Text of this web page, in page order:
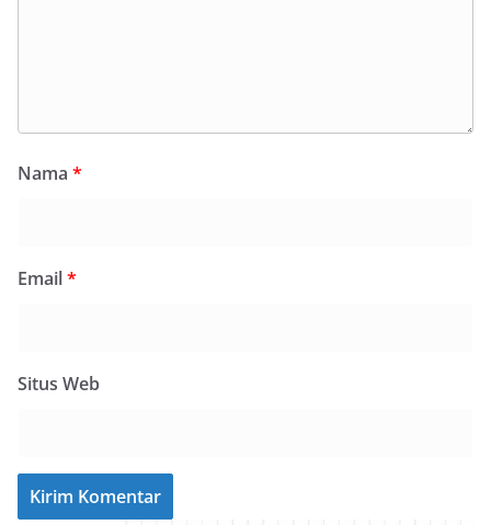
Nama *
Email*
Situs Web